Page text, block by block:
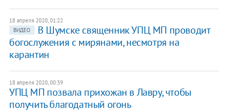
18 апреля 2020, 01:22
ВИДЕО
В Шумске священник УПЦ МП проводит
богослужения с мирянами, несмотря на
карантин
18 апреля 2020, 00:39
УПЦ МП позвала прихожан в Лавру, чтобы
получить благодатный огонь